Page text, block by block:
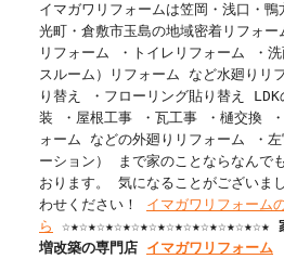
イマガワリフォームは笠岡・浅口・
光町・倉敷市玉島の地域密着リフォ
リフォーム ・トイレリフォーム ・
スルーム）リフォーム など水廻りリ
り替え ・フローリング貼り替え
装 ・屋根工事 ・瓦工事 ・樋交換
ォーム などの外廻りリフォーム ・
ーション） まで家のことならなんで
おります。 気になることがございま
わせください！ イマガワリフォーム
ら
☆★☆★☆★☆★☆★☆★☆★☆★☆★☆★☆★☆★
増改築の専門店 イマガワリフォーム